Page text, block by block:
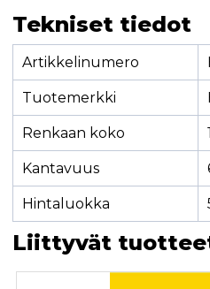
Tekniset tiedot
Artikkelinumero
Tuotemerkki
Renkaan koko
Kantavuus
Hintaluokka
Liittyvät